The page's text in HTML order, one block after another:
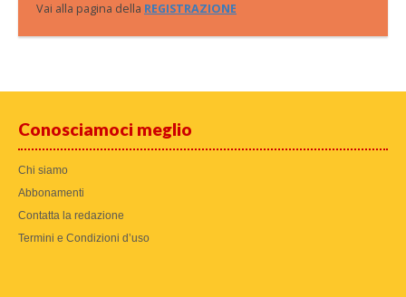
Vai alla pagina della REGISTRAZIONE
Conosciamoci meglio
Chi siamo
Abbonamenti
Contatta la redazione
Termini e Condizioni d’uso